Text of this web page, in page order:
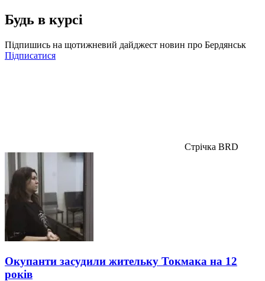
Будь в курсі
Підпишись на щотижневий дайджест новин про Бердянськ
Підписатися
Стрічка BRD
Окупанти засудили жительку Токмака на 12
років